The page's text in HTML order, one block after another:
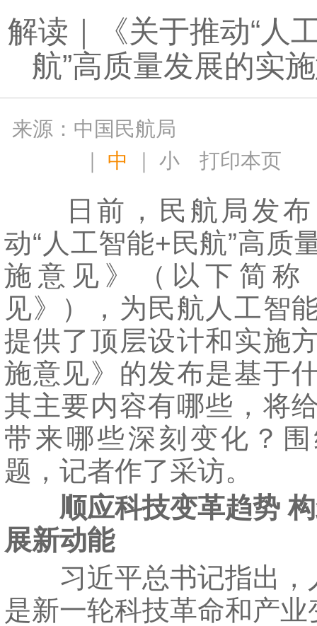
解读｜《关于推动“人
航”高质量发展的实
来源：中国民航局
｜ 中 ｜小 打印本页
日前，民航局发布
动“人工智能+民航”高质
施意见》（以下简称
见》），为民航人工智
提供了顶层设计和实施
施意见》的发布是基于
其主要内容有哪些，将
带来哪些深刻变化？
题，记者作了采访。
顺应科技变革趋势
展新动能
习近平总书记指出，
是新一轮科技革命和产业
式